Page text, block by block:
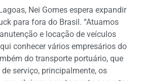
Nei Gomes espera expandir
para fora do Brasil. “Atuamos
e locação de veículos
conhecer vários empresários do
do transporte portuário, que
serviço, principalmente, os